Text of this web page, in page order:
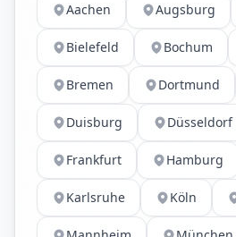
Aachen Augsburg
Bielefeld Bochum
Bremen Dortmund
Duisburg Düsseldorf
Frankfurt Hamburg
Karlsruhe Köln